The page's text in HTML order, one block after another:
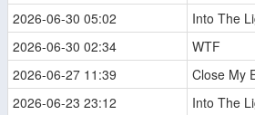
2026-06-30 05:02
Into The
2026-06-30 02:34
WTF
2026-06-27 11:39
Close My
2026-06-23 23:12
Into The